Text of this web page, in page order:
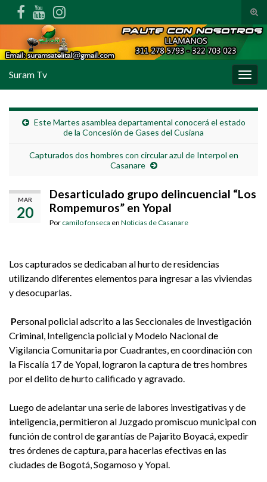
Suram Tv
Este Martes asamblea departamental conocerá el estado
de la Concesión de Gases del Cusiana
Capturados dos hombres con circular azul de Interpol en
Casanare
MAR
20
Desarticulado grupo delincuencial “Los
Rompemuros” en Yopal
Por camilo fonseca en Noticias de Casanare
Los capturados se dedicaban al hurto de residencias
utilizando diferentes elementos para ingresar a las viviendas
y desocuparlas.
Personal policial adscrito a las Seccionales de Investigación
Criminal, Inteligencia policial y Modelo Nacional de
Vigilancia Comunitaria por Cuadrantes, en coordinación con
la Fiscalía 17 de Yopal, lograron la captura de tres hombres
por el delito de hurto calificado y agravado.
Luego de adelantar una serie de labores investigativas y de
inteligencia, permitieron al Juzgado promiscuo municipal con
función de control de garantías de Pajarito Boyacá, expedir
tres órdenes de captura, para hacerlas efectivas en las
ciudades de Bogotá, Sogamoso y Yopal.